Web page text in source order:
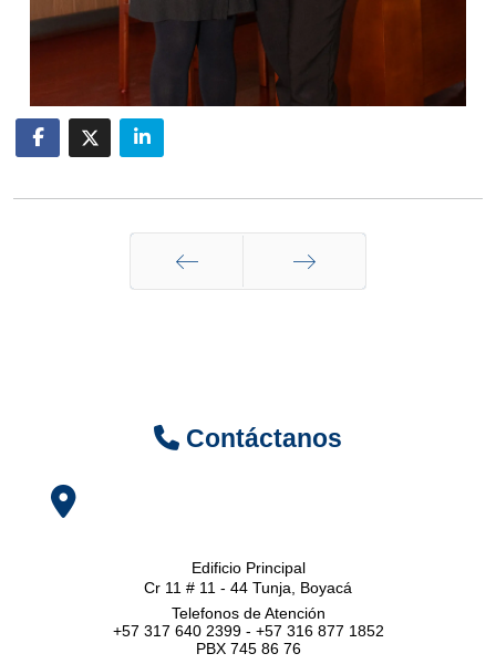
Contáctanos
Edificio Principal
Cr 11 # 11 - 44 Tunja, Boyacá
Telefonos de Atención
+57 317 640 2399 - +57 316 877 1852
PBX 745 86 76